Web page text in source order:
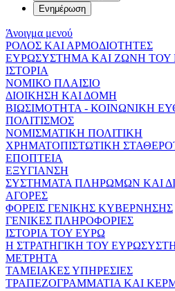
Ενημέρωση
Άνοιγμα μενού
ΡΟΛΟΣ ΚΑΙ ΑΡΜΟΔΙΟΤΗΤΕΣ
ΕΥΡΩΣΥΣΤΗΜΑ ΚΑΙ ΖΩΝΗ ΤΟΥ
ΙΣΤΟΡΙΑ
ΝΟΜΙΚΟ ΠΛΑΙΣΙΟ
ΔΙΟΙΚΗΣΗ ΚΑΙ ΔΟΜΗ
ΒΙΩΣΙΜΟΤΗΤΑ - ΚΟΙΝΩΝΙΚΗ
ΠΟΛΙΤΙΣΜΟΣ
ΝΟΜΙΣΜΑΤΙΚΗ ΠΟΛΙΤΙΚΗ
ΧΡΗΜΑΤΟΠΙΣΤΩΤΙΚΗ
ΕΠΟΠΤΕΙΑ
ΕΞΥΓΙΑΝΣΗ
ΣΥΣΤΗΜΑΤΑ ΠΛΗΡΩΜΩΝ ΚΑΙ
ΑΓΟΡΕΣ
ΦΟΡΕΙΣ ΓΕΝΙΚΗΣ ΚΥΒΕΡΝΗΣΗΣ
ΓΕΝΙΚΕΣ ΠΛΗΡΟΦΟΡΙΕΣ
ΙΣΤΟΡΙΑ ΤΟΥ ΕΥΡΩ
Η ΣΤΡΑΤΗΓΙΚΗ ΤΟΥ
ΜΕΤΡΗΤΑ
ΤΑΜΕΙΑΚΕΣ ΥΠΗΡΕΣΙΕΣ
ΤΡΑΠΕΖΟΓΡΑΜΜΑΤΙΑ ΚΑΙ